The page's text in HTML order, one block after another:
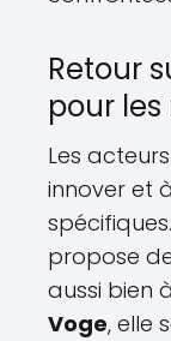
Retour
pour
Les
innover et
propose
aussi bien
Voge, elle